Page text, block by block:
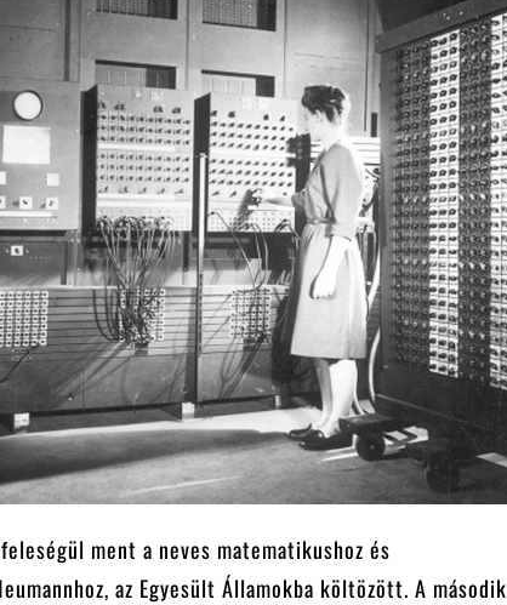
ment a neves matematikushoz és
az Egyesült Államokba költözött. A második